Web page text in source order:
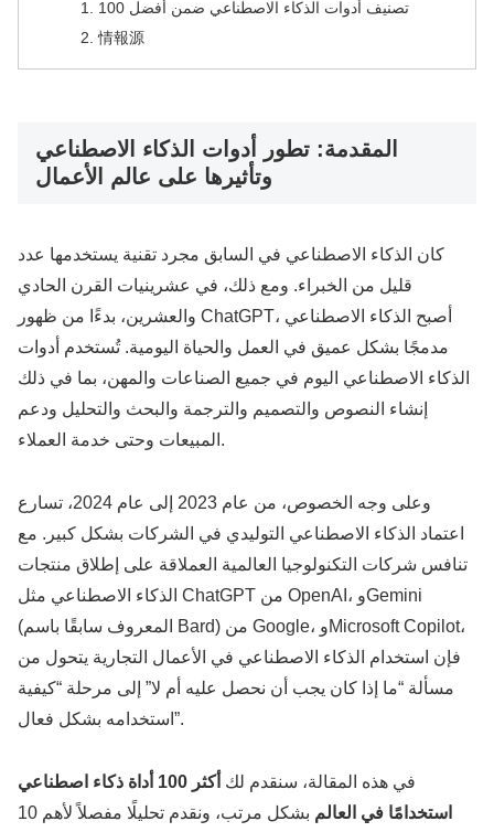
تصنيف أدوات الذكاء الاصطناعي ضمن أفضل 100
情報源
المقدمة: تطور أدوات الذكاء الاصطناعي
وتأثيرها على عالم الأعمال
كان الذكاء الاصطناعي في السابق مجرد تقنية يستخدمها عدد
قليل من الخبراء. ومع ذلك، في عشرينيات القرن الحادي
والعشرين، بدءًا من ظهور ChatGPT، أصبح الذكاء الاصطناعي
مدمجًا بشكل عميق في العمل والحياة اليومية. تُستخدم أدوات
الذكاء الاصطناعي اليوم في جميع الصناعات والمهن، بما في ذلك
إنشاء النصوص والتصميم والترجمة والبحث والتحليل ودعم
المبيعات وحتى خدمة العملاء.
وعلى وجه الخصوص، من عام 2023 إلى عام 2024، تسارع
اعتماد الذكاء الاصطناعي التوليدي في الشركات بشكل كبير. مع
تنافس شركات التكنولوجيا العالمية العملاقة على إطلاق منتجات
الذكاء الاصطناعي مثل ChatGPT من OpenAI، وGemini
(المعروف سابقًا باسم Bard) من Google، وMicrosoft Copilot،
فإن استخدام الذكاء الاصطناعي في الأعمال التجارية يتحول من
مسألة “ما إذا كان يجب أن نحصل عليه أم لا” إلى مرحلة “كيفية
استخدامه بشكل فعال”.
في هذه المقالة، سنقدم لك
أكثر 100 أداة ذكاء اصطناعي
استخدامًا في العالم
بشكل مرتب، ونقدم تحليلًا مفصلاً لأهم 10